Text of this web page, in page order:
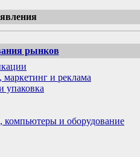
рынков
маркетинг и реклама
упаковка
и оборудование